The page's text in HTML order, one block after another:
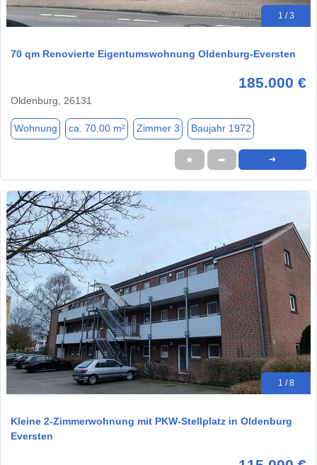
1 / 3
70 qm Renovierte Eigentumswohnung Oldenburg-Eversten
185.000 €
Oldenburg, 26131
Wohnung ca. 70,00 m² Zimmer 3 Baujahr 1972
★ ➦ ➜
1 / 8
Kleine 2-Zimmerwohnung mit PKW-Stellplatz in Oldenburg
Eversten